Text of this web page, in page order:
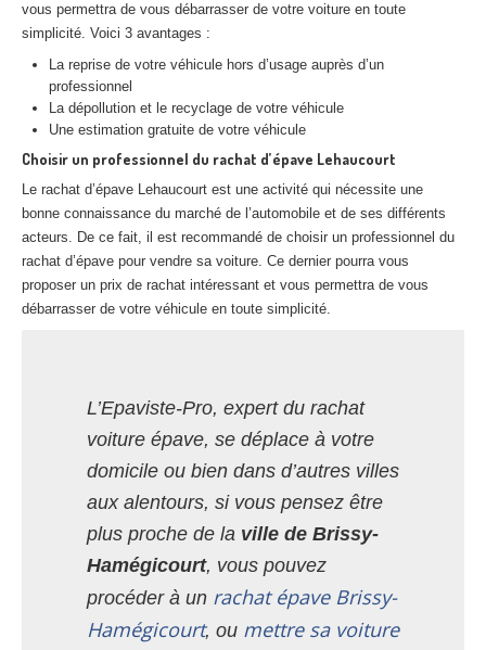
vous permettra de vous débarrasser de votre voiture en toute
simplicité. Voici 3 avantages :
La reprise de votre véhicule hors d’usage auprès d’un
professionnel
La dépollution et le recyclage de votre véhicule
Une estimation gratuite de votre véhicule
Choisir un professionnel du rachat d’épave Lehaucourt
Le rachat d’épave Lehaucourt est une activité qui nécessite une
bonne connaissance du marché de l’automobile et de ses différents
acteurs. De ce fait, il est recommandé de choisir un professionnel du
rachat d’épave pour vendre sa voiture. Ce dernier pourra vous
proposer un prix de rachat intéressant et vous permettra de vous
débarrasser de votre véhicule en toute simplicité.
L’Epaviste-Pro, expert du rachat
voiture épave, se déplace à votre
domicile ou bien dans d’autres villes
aux alentours, si vous pensez être
plus proche de la ville de Brissy-
Hamégicourt, vous pouvez
procéder à un rachat épave Brissy-
Hamégicourt, ou mettre sa voiture